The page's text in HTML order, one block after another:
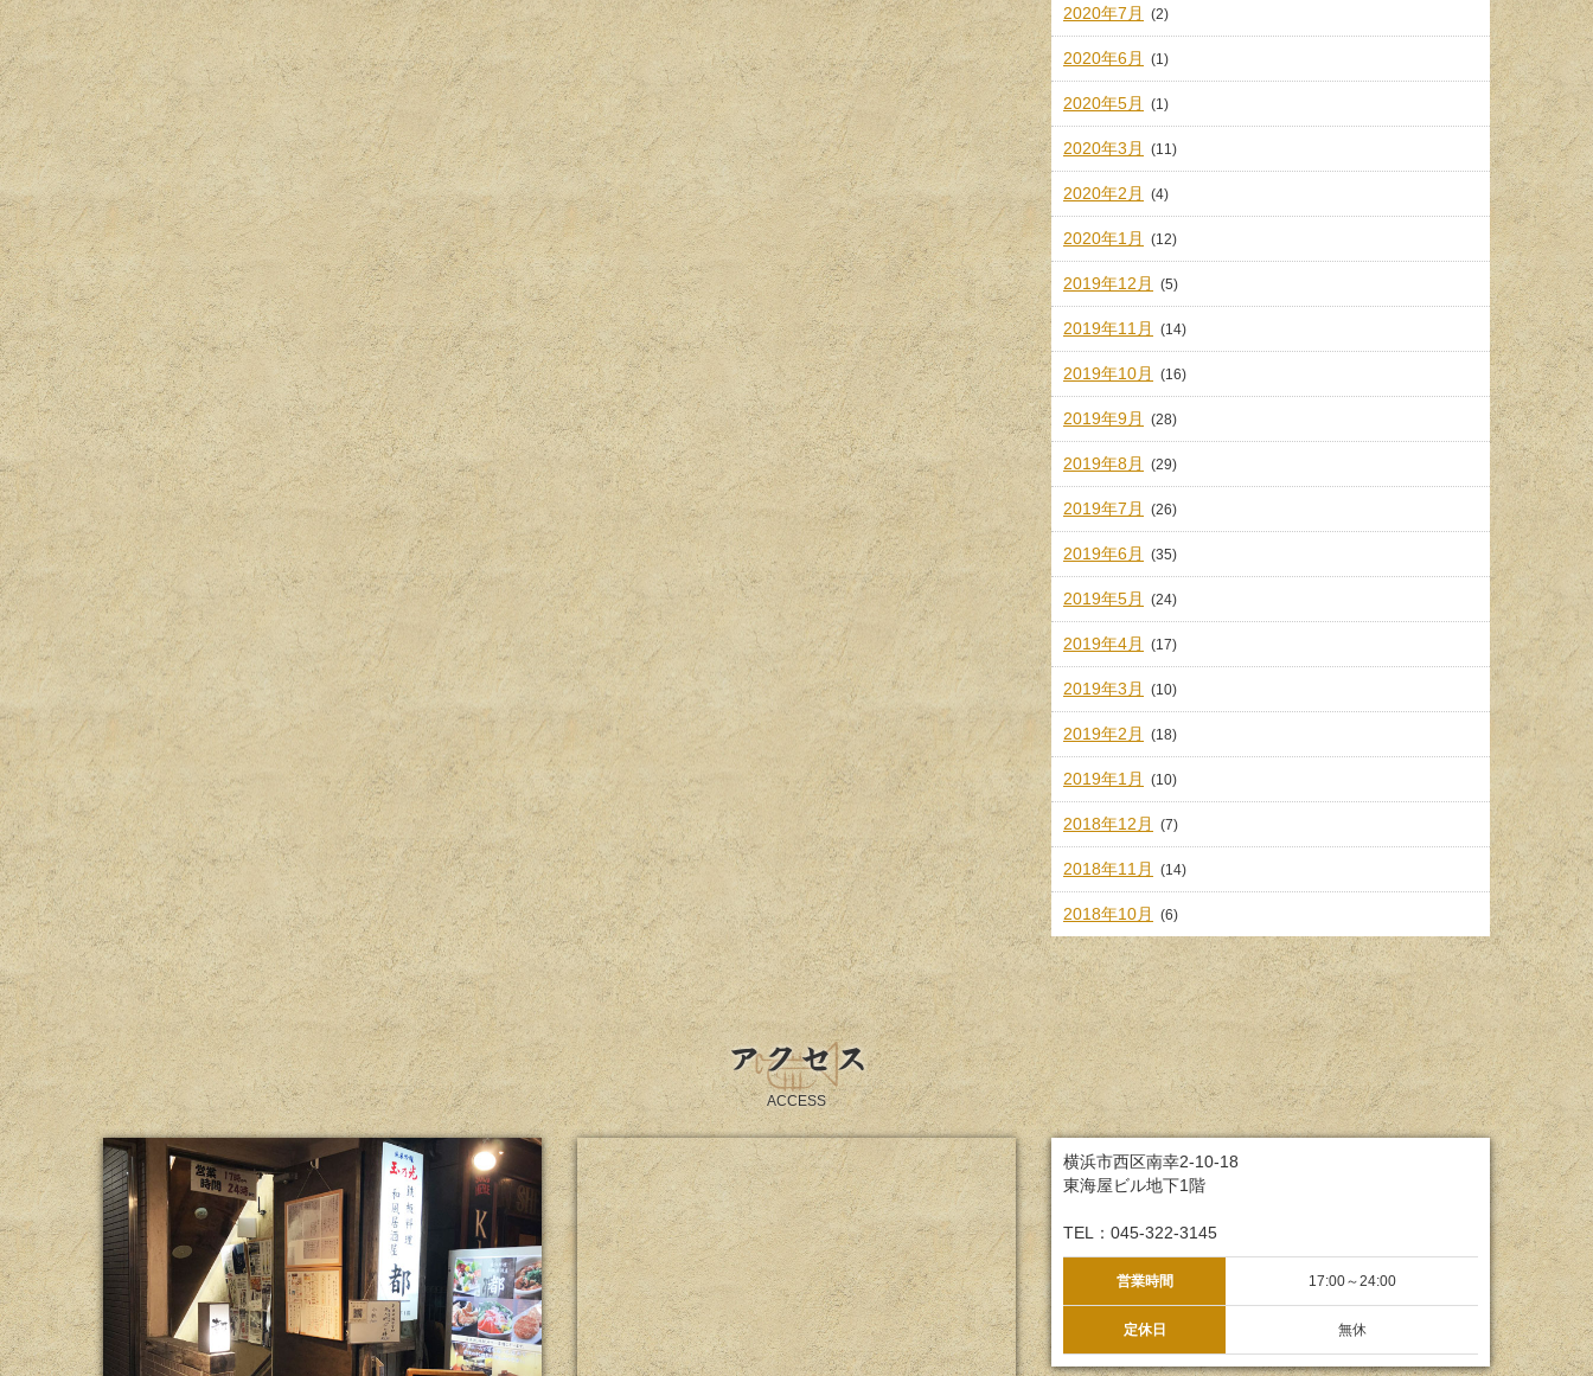
2020年7月 (2)
2020年6月 (1)
2020年5月 (1)
2020年3月 (11)
2020年2月 (4)
2020年1月 (12)
2019年12月 (5)
2019年11月 (14)
2019年10月 (16)
2019年9月 (28)
2019年8月 (29)
2019年7月 (26)
2019年6月 (35)
2019年5月 (24)
2019年4月 (17)
2019年3月 (10)
2019年2月 (18)
2019年1月 (10)
2018年12月 (7)
2018年11月 (14)
2018年10月 (6)
アクセス
ACCESS
横浜市西区南幸2-10-18
東海屋ビル地下1階
TEL：045-322-3145
営業時間 17:00～24:00
定休日 無休